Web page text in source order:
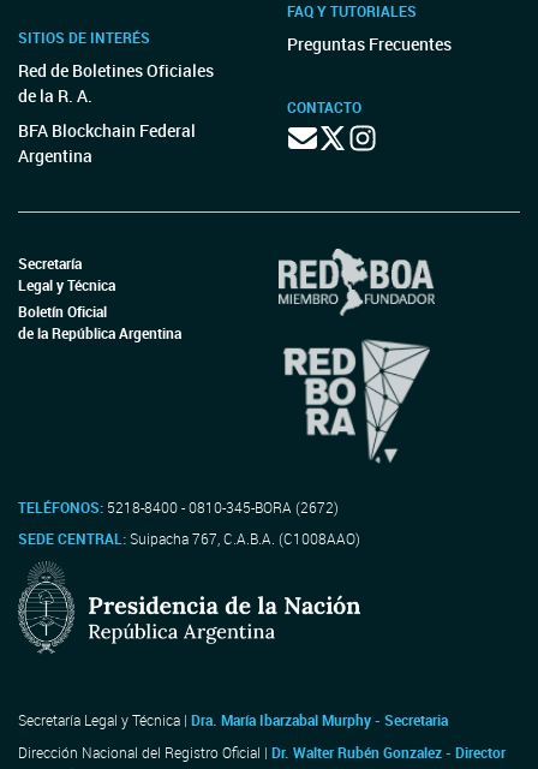
SITIOS DE INTERÉS
Red de Boletines Oficiales
de la R. A.
BFA Blockchain Federal
Argentina
FAQ Y TUTORIALES
Preguntas Frecuentes
CONTACTO
Secretaría
Legal y Técnica
Boletín Oficial
de la República Argentina
TELÉFONOS: 5218-8400 - 0810-345-BORA (2672)
SEDE CENTRAL:Suipacha 767, C.A.B.A. (C1008AAO)
Secretaría Legal y Técnica | Dra. María Ibarzabal Murphy - Secretaria
Dirección Nacional del Registro Oficial | Dr. Walter Rubén Gonzalez - Director